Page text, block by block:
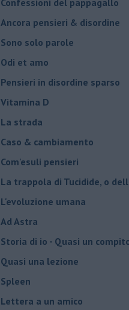
Ancora pensieri & disordine
Sono solo parole
Odi et amo
Pensieri in disordine sparso
Vitamina D
La strada
Caso & cambiamento
Com'esuli pensieri
La trappola di Tucidide, o
L'evoluzione umana
Ad Astra
Storia di io - Quasi un
Quasi una lezione
Spleen
Lettera a un amico